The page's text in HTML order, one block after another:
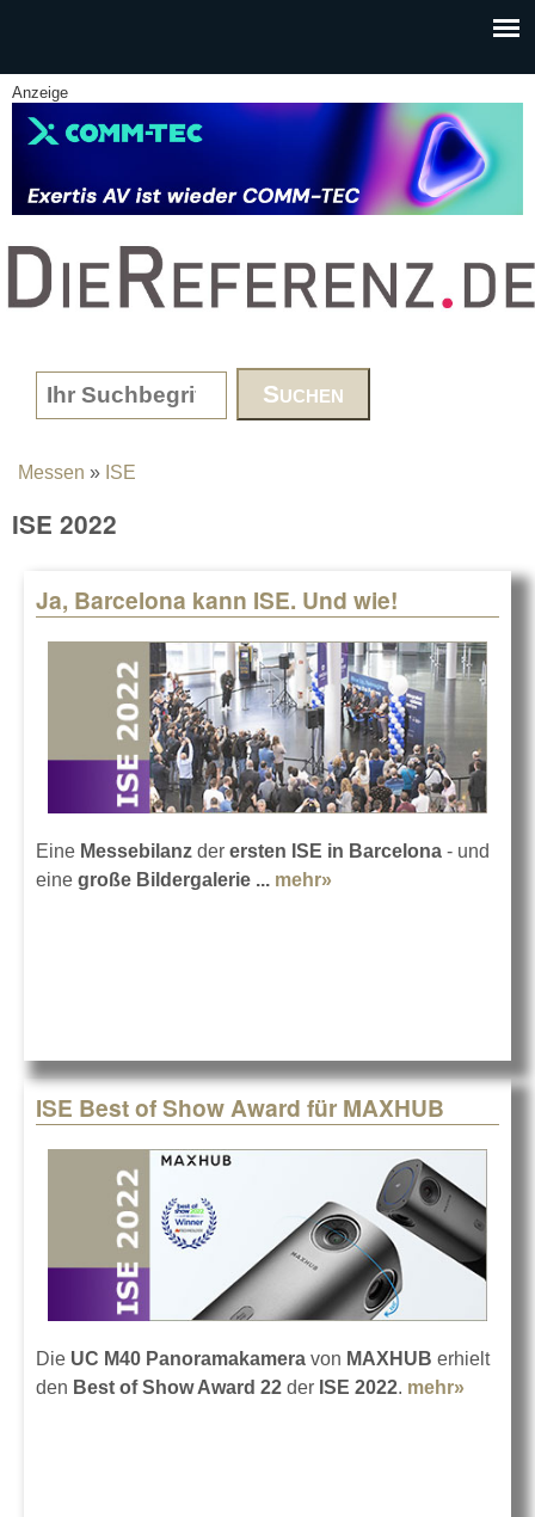
Anzeige
www.DieReferenz.de
Search form
You are here
Messen » ISE
ISE 2022
Ja, Barcelona kann ISE. Und wie!
Eine Messebilanz der ersten ISE in Barcelona - und
eine große Bildergalerie ... mehr»
ISE Best of Show Award für MAXHUB
Die UC M40 Panoramakamera von MAXHUB erhielt
den Best of Show Award 22 der ISE 2022. mehr»